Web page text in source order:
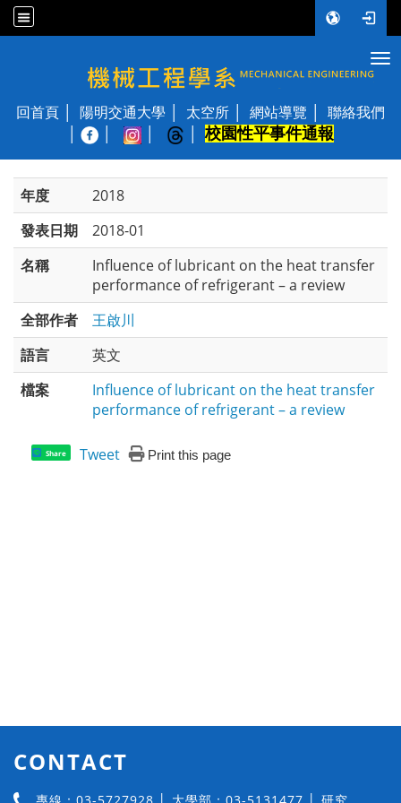
國立陽明交通大學 機械工程學系
回首頁 陽明交通大學 太空所 網站導覽
聯絡我們
校園性平事件通報
年度
2018
發表日期
2018-01
名稱
Influence of lubricant on the heat transfer
performance of refrigerant – a review
全部作者
王啟川
語言
英文
檔案
Influence of lubricant on the heat transfer
performance of refrigerant – a review
Share Tweet Print this page
CONTACT